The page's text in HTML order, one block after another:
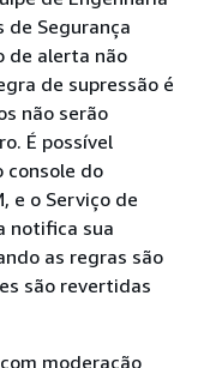
de Segurança
de alerta não
de supressão é
não serão
É possível
console do
e o Serviço de
notifica sua
as regras são
são revertidas
moderação